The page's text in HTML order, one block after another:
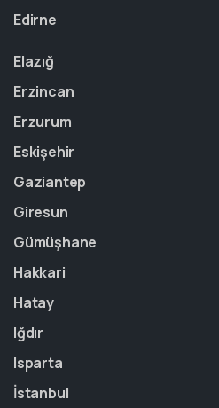
Edirne
Elazığ
Erzincan
Erzurum
Eskişehir
Gaziantep
Giresun
Gümüşhane
Hakkari
Hatay
Iğdır
Isparta
İstanbul